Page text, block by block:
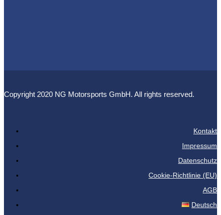
Copyright 2020 NG Motorsports GmbH. All rights reserved.
Kontakt
Impressum
Datenschutz
Cookie-Richtlinie (EU)
AGB
Deutsch